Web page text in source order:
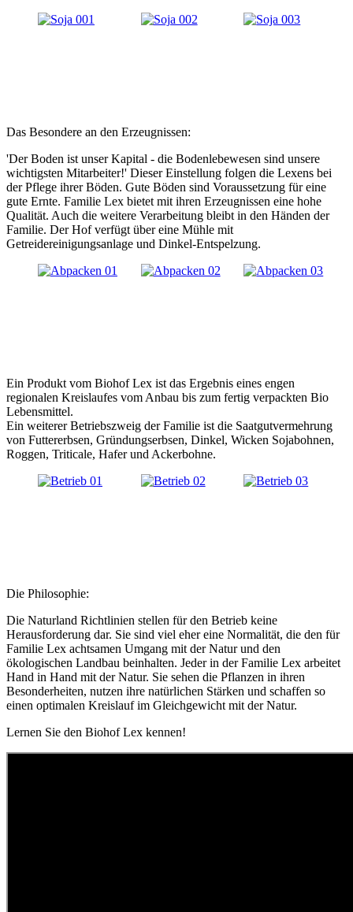
Das Besondere an den Erzeugnissen:
'Der Boden ist unser Kapital - die Bodenlebewesen sind unsere
wichtigsten Mitarbeiter!' Dieser Einstellung folgen die Lexens bei
der Pflege ihrer Böden. Gute Böden sind Voraussetzung für eine
gute Ernte. Familie Lex bietet mit ihren Erzeugnissen eine hohe
Qualität. Auch die weitere Verarbeitung bleibt in den Händen der
Familie. Der Hof verfügt über eine Mühle mit
Getreidereinigungsanlage und Dinkel-Entspelzung.
Ein Produkt vom Biohof Lex ist das Ergebnis eines engen
regionalen Kreislaufes vom Anbau bis zum fertig verpackten Bio
Lebensmittel.
Ein weiterer Betriebszweig der Familie ist die Saatgutvermehrung
von Futtererbsen, Gründungserbsen, Dinkel, Wicken Sojabohnen,
Roggen, Triticale, Hafer und Ackerbohne.
Die Philosophie:
Die Naturland Richtlinien stellen für den Betrieb keine
Herausforderung dar. Sie sind viel eher eine Normalität, die den für
Familie Lex achtsamen Umgang mit der Natur und den
ökologischen Landbau beinhalten. Jeder in der Familie Lex arbeitet
Hand in Hand mit der Natur. Sie sehen die Pflanzen in ihren
Besonderheiten, nutzen ihre natürlichen Stärken und schaffen so
einen optimalen Kreislauf im Gleichgewicht mit der Natur.
Lernen Sie den Biohof Lex kennen!